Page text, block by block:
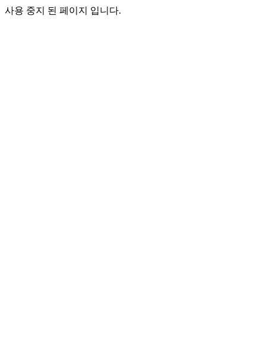
사용 중지 된 페이지 입니다.